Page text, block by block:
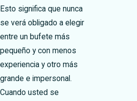
Esto significa que nunca
se verá obligado a elegir
entre un bufete más
pequeño y con menos
experiencia y otro más
grande e impersonal.
Cuando usted se